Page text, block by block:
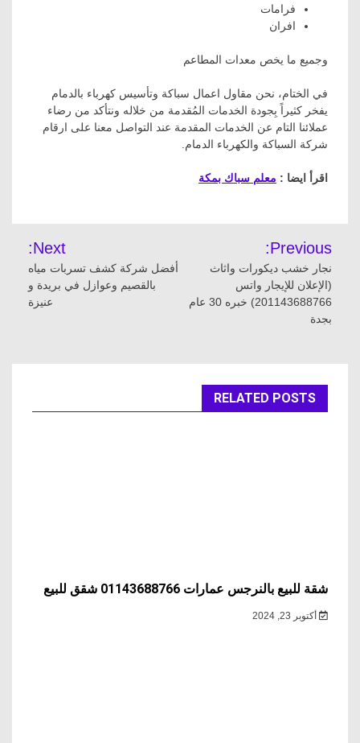
فرامات
افران
وجميع ما يخص معدات المطاعم
في الختام، نحن مقاول اعمال سباكة وتأسيس كهرباء بالدمام
يفخر كثيراً بِجودة الخدمات المُقدمة من خلاله ونتأكد من رضاء
عملائنا التام عن الخدمات المقدمة عند التواصل معنا على ارقام
شركة السباكة والكهرباء الدمام.
اقرأ ايضا : معلم سباك بمكة
تصفّح
المقالات
Previous:
نجار خشب ديكورات واثاث
(الإعلان للإيجار واتس
201143688766) خبره 30 عام
بجدة
Next:
أفضل شركة كشف تسربات مياه
بالقصيم وعوازل في بريدة و
عنيزة
RELATED POSTS
شقة للبيع بالنرجس عمارات 01143688766 شقق للبيع
أكتوبر 23, 2024